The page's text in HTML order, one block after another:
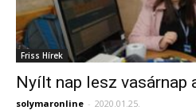
Friss Hírek
Nyílt nap lesz vasárnap
solymaronline - 2020.01.25.